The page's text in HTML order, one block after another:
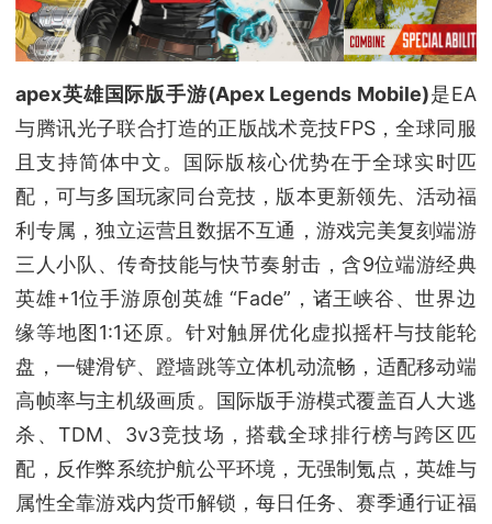
apex英雄国际版手游(Apex Legends Mobile)是EA
与腾讯光子联合打造的正版战术竞技FPS，全球同服
且支持简体中文。国际版核心优势在于全球实时匹
配，可与多国玩家同台竞技，版本更新领先、活动福
利专属，独立运营且数据不互通，游戏完美复刻端游
三人小队、传奇技能与快节奏射击，含9位端游经典
英雄+1位手游原创英雄 “Fade”，诸王峡谷、世界边
缘等地图1:1还原。针对触屏优化虚拟摇杆与技能轮
盘，一键滑铲、蹬墙跳等立体机动流畅，适配移动端
高帧率与主机级画质。国际版手游模式覆盖百人大逃
杀、TDM、3v3竞技场，搭载全球排行榜与跨区匹
配，反作弊系统护航公平环境，无强制氪点，英雄与
属性全靠游戏内货币解锁，每日任务、赛季通行证福